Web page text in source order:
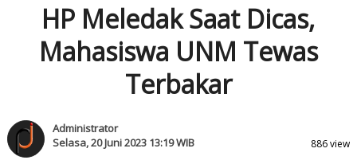
HP Meledak Saat Dicas,
Mahasiswa UNM Tewas
Terbakar
Administrator
Selasa, 20 Juni 2023 13:19 WIB
886 view